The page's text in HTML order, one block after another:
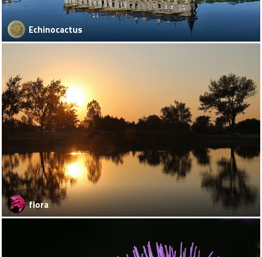
Echinocactus
flora